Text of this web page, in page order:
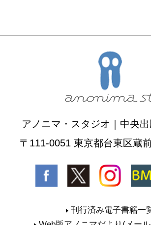
アノニマ・スタジオ｜中央
〒111-0051 東京都台東区蔵
刊行済み電子書籍一